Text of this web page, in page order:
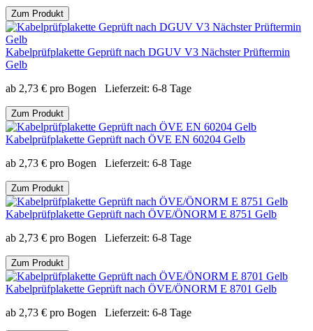
Zum Produkt
Kabelprüfplakette Geprüft nach DGUV V3 Nächster Prüftermin
Gelb
ab 2,73 € pro Bogen Lieferzeit: 6-8 Tage
Zum Produkt
Kabelprüfplakette Geprüft nach ÖVE EN 60204 Gelb
ab 2,73 € pro Bogen Lieferzeit: 6-8 Tage
Zum Produkt
Kabelprüfplakette Geprüft nach ÖVE/ÖNORM E 8751 Gelb
ab 2,73 € pro Bogen Lieferzeit: 6-8 Tage
Zum Produkt
Kabelprüfplakette Geprüft nach ÖVE/ÖNORM E 8701 Gelb
ab 2,73 € pro Bogen Lieferzeit: 6-8 Tage